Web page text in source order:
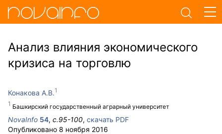
Анализ влияния экономического
кризиса на торговлю
Конакова А.В.
Башкирский государственный аграрный университет
NovaInfo 54, с.95-100, скачать PDF
Опубликовано 8 ноября 2016